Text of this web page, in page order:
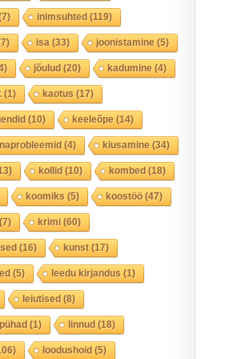
inimsuhted(119)
isa(33) joonistamine(5)
jõulud(20) kadumine(4)
(1) kaotus(17)
(10) keeleõpe(14)
(4) kiusamine(34)
kollid(10) kombed(18)
koomiks(5) koostöö(47)
krimi(60)
(16) kunst(17)
(5) leedu kirjandus(1)
leiutised(8)
(1) linnud(18)
loodushoid(5)